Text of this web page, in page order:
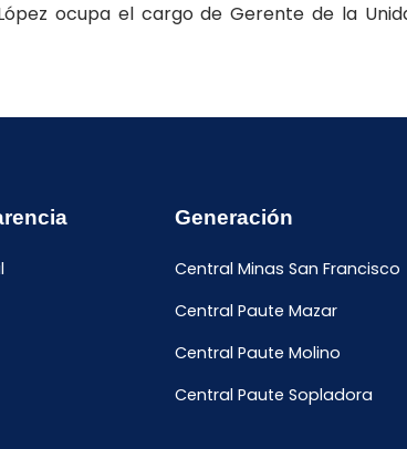
ocupa el cargo de Gerente de la
Generación
Central Minas San Francisco
Central Paute Mazar
Central Paute Molino
Central Paute Sopladora